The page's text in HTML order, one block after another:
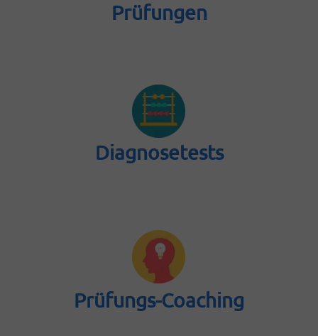
Prüfungs-Coaching
Prüfungen
Diagnosetests